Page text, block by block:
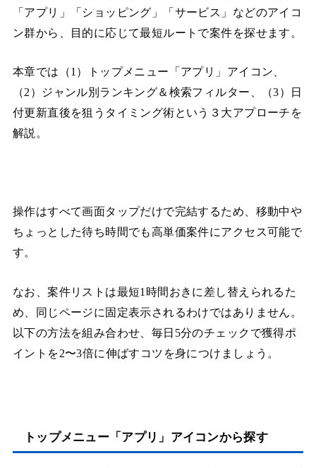
「アプリ」「ショッピング」「サービス」などのアイコ
ン群から、目的に応じて最短ルートで案件を探せます。
本章では（1）トップメニュー「アプリ」アイコン、
（2）ジャンル別ランキング＆検索フィルター、（3）日
付更新直後を狙うタイミング術という３大アプローチを
解説。
操作はすべて画面タップだけで完結するため、移動中や
ちょっとした待ち時間でも高単価案件にアクセス可能で
す。
なお、案件リストは最短1時間おきに差し替えられるた
め、同じページに固定表示されるわけではありません。
以下の方法を組み合わせ、毎日5分のチェックで獲得ポ
イントを2〜3倍に伸ばすコツを身につけましょう。
トップメニュー「アプリ」アイコンから探す